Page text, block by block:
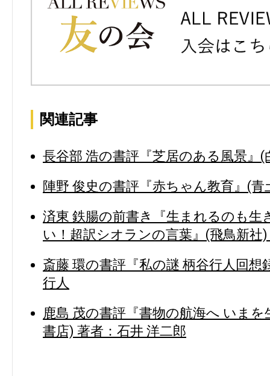
関連記事
長谷部 浩の書評『芝居のある風景』(
陣野 俊史の書評『赤ちゃん教育』(青
済東 鉄腸の前書き『生まれるのも
い！超訳シオランの言葉』(飛鳥新社
斎藤 環の書評『私の謎 柄谷行人回想
行人
鹿島 茂の書評『書物の航海へ いま
書店) 著者：石井 洋二郎